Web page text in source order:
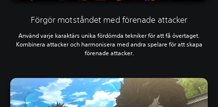
Förgör motståndet med förenade attacker
Använd varje karaktärs unika fördömda tekniker för att få övertaget.
Kombinera attacker och harmonisera med andra spelare för att skapa
förenade attacker.